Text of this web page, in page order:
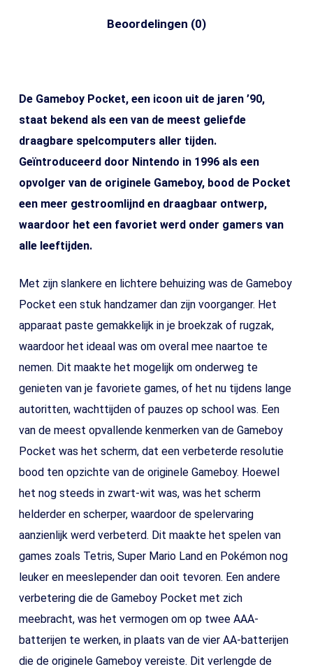
Beoordelingen (0)
De Gameboy Pocket, een icoon uit de jaren ’90,
staat bekend als een van de meest geliefde
draagbare spelcomputers aller tijden.
Geïntroduceerd door Nintendo in 1996 als een
opvolger van de originele Gameboy, bood de Pocket
een meer gestroomlijnd en draagbaar ontwerp,
waardoor het een favoriet werd onder gamers van
alle leeftijden.
Met zijn slankere en lichtere behuizing was de Gameboy
Pocket een stuk handzamer dan zijn voorganger. Het
apparaat paste gemakkelijk in je broekzak of rugzak,
waardoor het ideaal was om overal mee naartoe te
nemen. Dit maakte het mogelijk om onderweg te
genieten van je favoriete games, of het nu tijdens lange
autoritten, wachttijden of pauzes op school was. Een
van de meest opvallende kenmerken van de Gameboy
Pocket was het scherm, dat een verbeterde resolutie
bood ten opzichte van de originele Gameboy. Hoewel
het nog steeds in zwart-wit was, was het scherm
helderder en scherper, waardoor de spelervaring
aanzienlijk werd verbeterd. Dit maakte het spelen van
games zoals Tetris, Super Mario Land en Pokémon nog
leuker en meeslepender dan ooit tevoren. Een andere
verbetering die de Gameboy Pocket met zich
meebracht, was het vermogen om op twee AAA-
batterijen te werken, in plaats van de vier AA-batterijen
die de originele Gameboy vereiste. Dit verlengde de